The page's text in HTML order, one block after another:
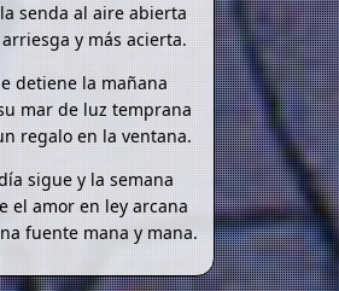
senda al aire abierta
y más acierta.
detiene la mañana
mar de luz temprana
regalo en la ventana.
sigue y la semana
el amor en ley arcana
fuente mana y mana.